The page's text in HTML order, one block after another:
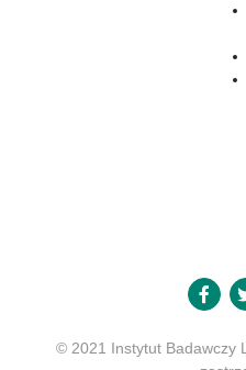
© 2021 Instytut Badawczy